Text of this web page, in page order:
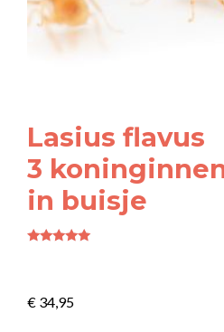
Lasius flavus
3
in buisje
€ 34,95